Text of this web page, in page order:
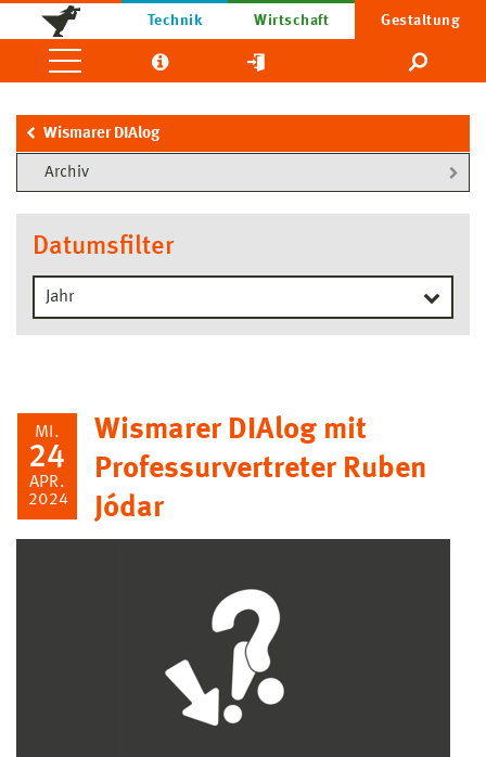
Technik Wirtschaft Gestaltung
Wismarer DIAlog
Archiv
Datumsfilter
MI.
24
APR.
2024
Wismarer DIAlog mit
Professurvertreter Ruben
Jódar